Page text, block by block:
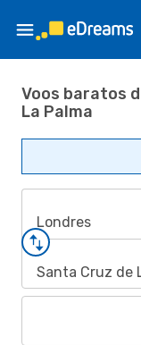
Voos baratos
La Palma
Londres
Santa Cruz de